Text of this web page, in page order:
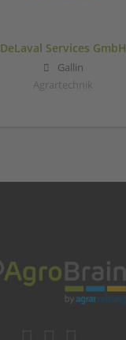
DeLaval Services GmbH
Gallin
Agrartechnik